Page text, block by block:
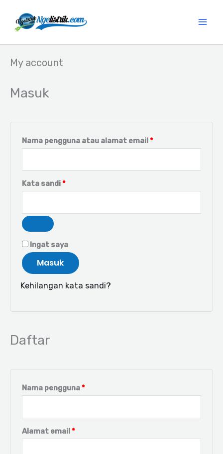
My account
Masuk
Nama pengguna atau alamat email*
Kata sandi*
Ingat saya
Masuk
Kehilangan kata sandi?
Daftar
Nama pengguna*
Alamat email*